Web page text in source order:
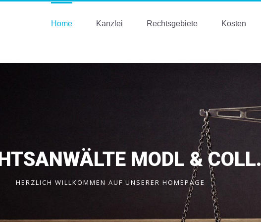
Home Kanzlei Rechtsgebiete Kosten
MODL & COLL.
HERZLICH WILLKOMMEN AUF UNSERER HOMEPAGE